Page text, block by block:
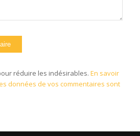
réduire les indésirables. En savoir
données de vos commentaires sont